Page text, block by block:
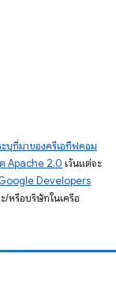
บุที่มาของครีเอทีฟคอม
Apache 2.0 เว้นแต่จะ
Developers
/หรือบริษัทในเครือ